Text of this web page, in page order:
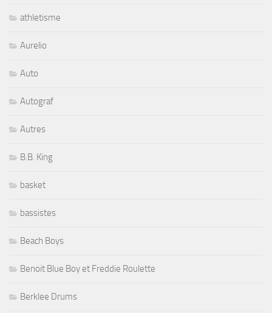
athletisme
Aurelio
Auto
Autograf
Autres
B.B. King
basket
bassistes
Beach Boys
Benoit Blue Boy et Freddie Roulette
Berklee Drums